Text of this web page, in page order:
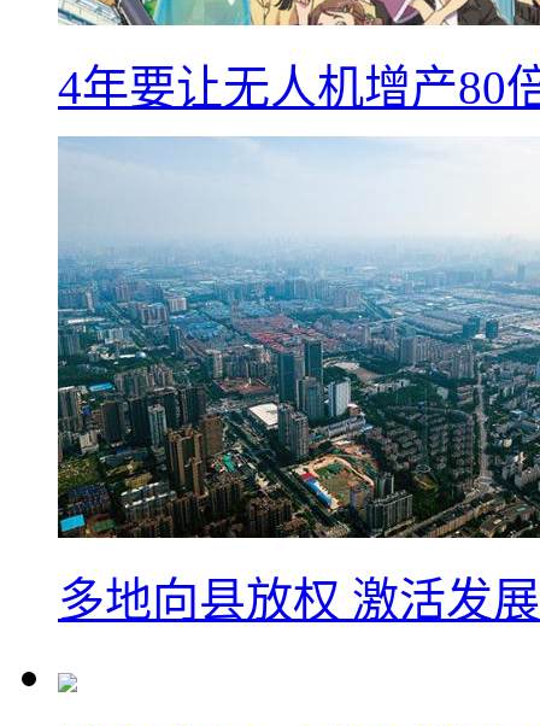
4年要让无人机增产80
多地向县放权 激活发